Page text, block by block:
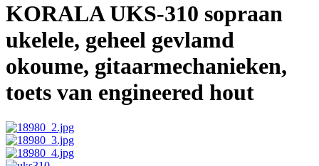
KORALA UKS-310 sopraan
ukelele, geheel gevlamd
okoume, gitaarmechanieken,
toets van engineered hout